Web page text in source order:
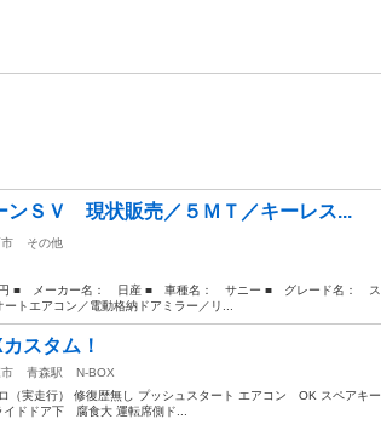
ンＳＶ 現状販売／５ＭＴ／キーレス...
市
その他
■ メーカー名： 日産 ■ 車種名： サニー ■ グレード名： ス
トエアコン／電動格納ドアミラー／リ...
スタム！
青森駅
N-BOX
実走行） 修復歴無し プッシュスタート エアコン OK スペアキー
ドドア下 腐食大 運転席側ド...